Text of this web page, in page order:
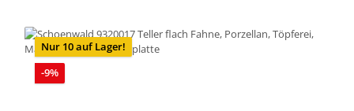
Nur 10 auf Lager!
-9%Rabatt